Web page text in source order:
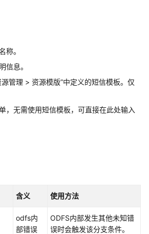
称。
信息。
源管理 > 资源模版”中定义的短信模板。仅
，无需使用短信模板，可直接在此处输入
含义 使用方法
odfs内
部错误
ODFS内部发生其他未知错
误时会触发该分支条件。